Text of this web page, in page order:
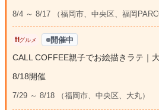
8/4 ～ 8/17 （福岡市、中央区、福岡
グルメ 開催中
CALL COFFEE親子でお絵描きラテ｜
8/18開催
7/29 ～ 8/18 （福岡市、中央区、大丸）